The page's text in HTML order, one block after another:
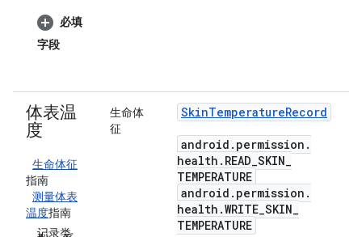
必填
字段
体表温
度
生命体征
指南
测量体表
温度指南
记录类
生命体
征
SkinTemperatureRecord
android . permission .
health . READ_SKIN_
TEMPERATURE
android . permission .
health .WRITE_SKIN_
TEMPERATURE